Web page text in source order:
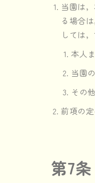
当園は
る場合
しては
本人
当園
その
前項の
第7